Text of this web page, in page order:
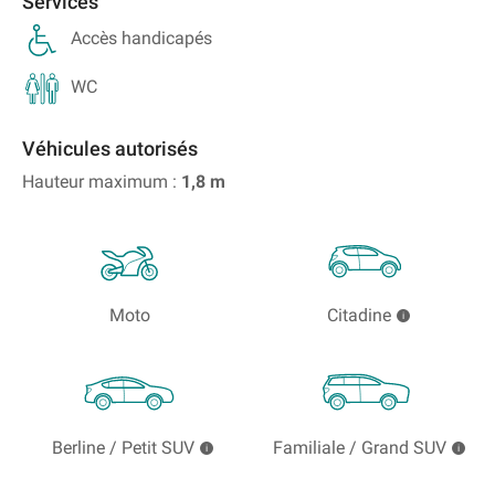
Accès handicapés
WC
Véhicules autorisés
Hauteur maximum : 1,8 m
Moto Citadine
Berline / Petit SUV Familiale / Grand SUV